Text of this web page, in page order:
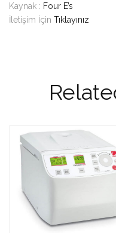
Kaynak : Four E’s
İletişim İçin Tıklayınız